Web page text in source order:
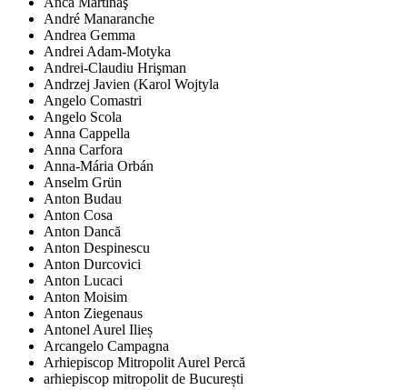
André Manaranche
Andrea Gemma
Andrei Adam-Motyka
Andrei-Claudiu Hrişman
Andrzej Javien (Karol Wojtyla
Angelo Comastri
Angelo Scola
Anna Cappella
Anna Carfora
Anna-Mária Orbán
Anselm Grün
Anton Budau
Anton Cosa
Anton Dancă
Anton Despinescu
Anton Durcovici
Anton Lucaci
Anton Moisim
Anton Ziegenaus
Antonel Aurel Ilieș
Arcangelo Campagna
Arhiepiscop Mitropolit Aurel Percă
arhiepiscop mitropolit de București